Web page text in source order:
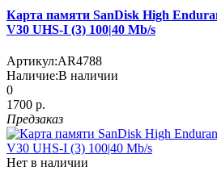
Карта памяти SanDisk High
V30 UHS-I (3) 100|40 Mb/s
Артикул:AR4788
Наличие:В наличии
0
1700 р.
Предзаказ
Нет в наличии